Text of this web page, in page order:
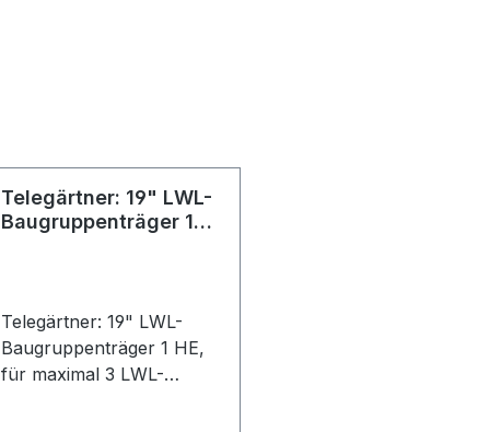
Telegärtner: 19" LWL-
Baugruppenträger 1
Telegärtner: 19" LWL-
Baugruppenträger 1 HE,
für maximal 3 LWL-